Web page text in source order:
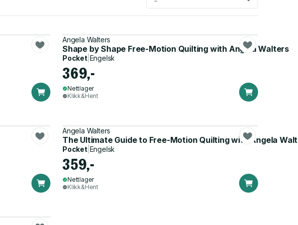
Angela Walters
Shape by Shape Free-Motion Quilting with Angela Walters
Pocket| Engelsk
369,-
Nettlager
Klikk&Hent
Angela Walters
The Ultimate Guide to Free-Motion Quilting with Angela
Pocket| Engelsk
359,-
Nettlager
Klikk&Hent